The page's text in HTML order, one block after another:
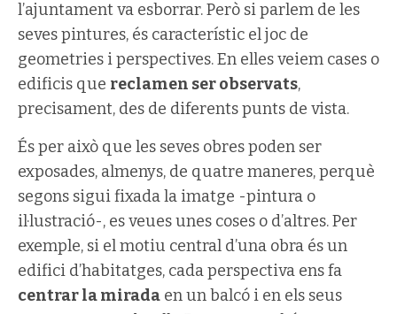
l’ajuntament va esborrar. Però si parlem de les
seves pintures, és característic el joc de
geometries i perspectives. En elles veiem cases o
edificis que reclamen ser observats,
precisament, des de diferents punts de vista.
És per això que les seves obres poden ser
exposades, almenys, de quatre maneres, perquè
segons sigui fixada la imatge -pintura o
il·lustració-, es veues unes coses o d’altres. Per
exemple, si el motiu central d’una obra és un
edifici d’habitatges, cada perspectiva ens fa
centrar la mirada en un balcó i en els seus